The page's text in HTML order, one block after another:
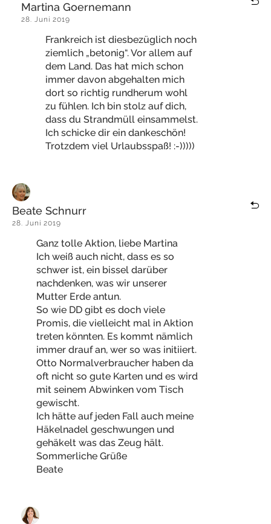
Martina Goernemann
28. Juni 2019
Frankreich ist diesbezüglich noch
ziemlich „betonig“. Vor allem auf
dem Land. Das hat mich schon
immer davon abgehalten mich
dort so richtig rundherum wohl
zu fühlen. Ich bin stolz auf dich,
dass du Strandmüll einsammelst.
Ich schicke dir ein dankeschön!
Trotzdem viel Urlaubsspaß! :-)))))
Beate Schnurr
28. Juni 2019
Ganz tolle Aktion, liebe Martina
Ich weiß auch nicht, dass es so
schwer ist, ein bissel darüber
nachdenken, was wir unserer
Mutter Erde antun.
So wie DD gibt es doch viele
Promis, die vielleicht mal in Aktion
treten könnten. Es kommt nämlich
immer drauf an, wer so was initiiert.
Otto Normalverbraucher haben da
oft nicht so gute Karten und es wird
mit seinem Abwinken vom Tisch
gewischt.
Ich hätte auf jeden Fall auch meine
Häkelnadel geschwungen und
gehäkelt was das Zeug hält.
Sommerliche Grüße
Beate